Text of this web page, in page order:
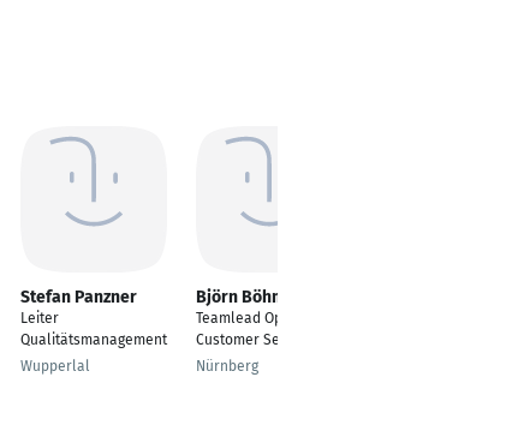
Stefan Panzner
Leiter
Qualitätsmanagement
Wupperlal
Björn Böhm
Teamlead Operativer
Customer Service
Nürnberg